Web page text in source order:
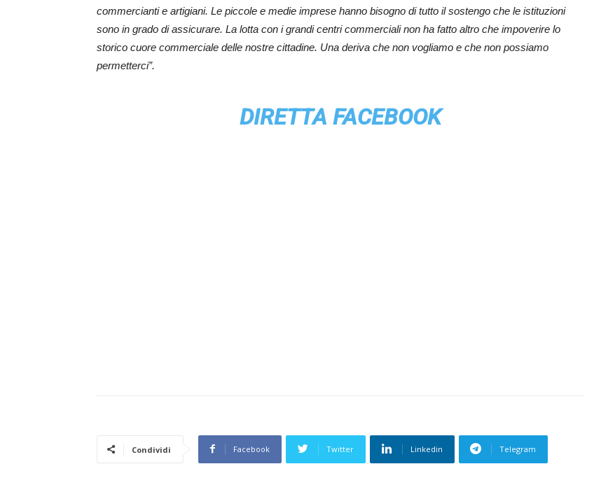
commercianti e artigiani. Le piccole e medie imprese hanno bisogno di tutto il sostengo che le istituzioni
sono in grado di assicurare. La lotta con i grandi centri commerciali non ha fatto altro che impoverire lo
storico cuore commerciale delle nostre cittadine. Una deriva che non vogliamo e che non possiamo
permetterci”.
DIRETTA FACEBOOK
Condividi Facebook Twitter Linkedin Telegram